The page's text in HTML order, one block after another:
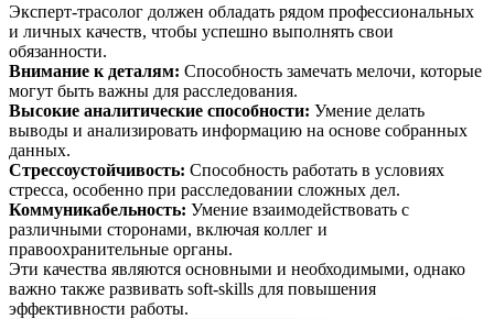
Эксперт-трасолог должен обладать рядом профессиональных
и личных качеств, чтобы успешно выполнять свои
обязанности.
Внимание к деталям: Способность замечать мелочи, которые
могут быть важны для расследования.
Высокие аналитические способности: Умение делать
выводы и анализировать информацию на основе собранных
данных.
Стрессоустойчивость: Способность работать в условиях
стресса, особенно при расследовании сложных дел.
Коммуникабельность: Умение взаимодействовать с
различными сторонами, включая коллег и
правоохранительные органы.
Эти качества являются основными и необходимыми, однако
важно также развивать soft-skills для повышения
эффективности работы.